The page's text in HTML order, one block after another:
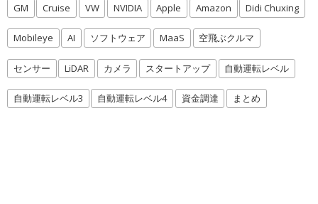
GM Cruise VW NVIDIA Apple Amazon Didi Chuxing
Mobileye AI ソフトウェア MaaS 空飛ぶクルマ
センサー LiDAR カメラ スタートアップ 自動運転レベル
自動運転レベル3 自動運転レベル4 資金調達 まとめ